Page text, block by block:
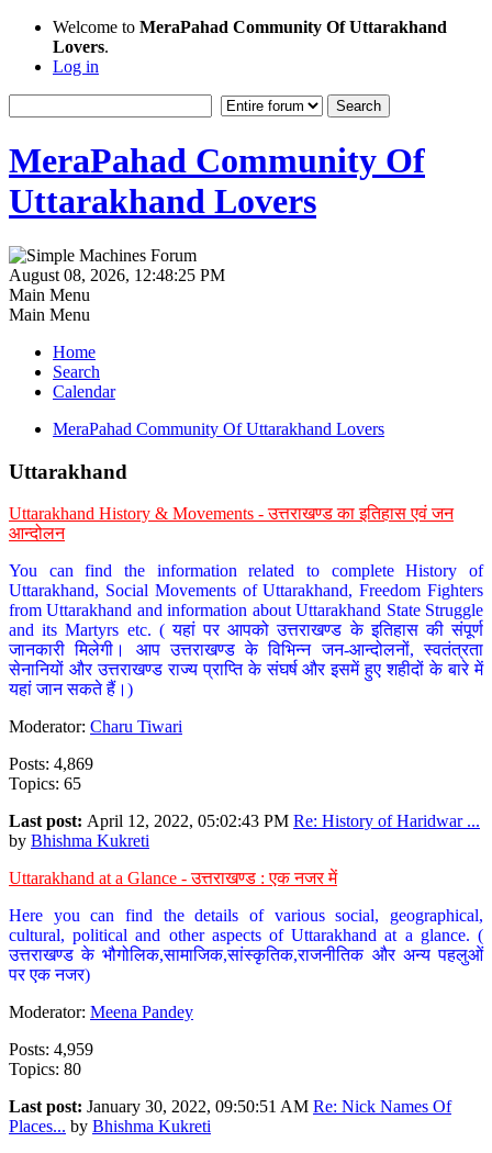
Welcome to MeraPahad Community Of Uttarakhand
Lovers.
Log in
MeraPahad Community Of
Uttarakhand Lovers
August 08, 2026, 12:48:25 PM
Main Menu
Main Menu
Home
Search
Calendar
MeraPahad Community Of Uttarakhand Lovers
Uttarakhand
Uttarakhand History & Movements - उत्तराखण्ड का इतिहास एवं जन
आन्दोलन
You can find the information related to complete History of
Uttarakhand, Social Movements of Uttarakhand, Freedom Fighters
from Uttarakhand and information about Uttarakhand State Struggle
and its Martyrs etc. ( यहां पर आपको उत्तराखण्ड के इतिहास की संपूर्ण
जानकारी मिलेगी। आप उत्तराखण्ड के विभिन्न जन-आन्दोलनों, स्वतंत्रता
सेनानियों और उत्तराखण्ड राज्य प्राप्ति के संघर्ष और इसमें हुए शहीदों के बारे में
यहां जान सकते हैं।)
Moderator: Charu Tiwari
Posts: 4,869
Topics: 65
Last post: April 12, 2022, 05:02:43 PM Re: History of Haridwar ...
by Bhishma Kukreti
Uttarakhand at a Glance - उत्तराखण्ड : एक नजर में
Here you can find the details of various social, geographical,
cultural, political and other aspects of Uttarakhand at a glance. (
उत्तराखण्ड के भौगोलिक,सामाजिक,सांस्कृतिक,राजनीतिक और अन्य पहलुओं
पर एक नजर)
Moderator: Meena Pandey
Posts: 4,959
Topics: 80
Last post: January 30, 2022, 09:50:51 AM Re: Nick Names Of
Places... by Bhishma Kukreti